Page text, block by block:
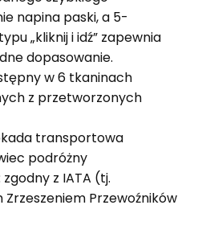
napina paski, a 5-
„kliknij i idź” zapewnia
dopasowanie.
w 6 tkaninach
z przetworzonych
transportowa
podróżny
z IATA (tj.
Przewoźników